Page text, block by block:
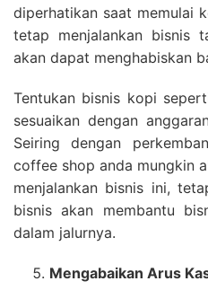
diperhatikan saat memulai
tetap menjalankan bisnis
akan dapat menghabiskan
Tentukan bisnis kopi
sesuaikan dengan
Seiring dengan
coffee shop anda mungkin
menjalankan bisnis ini,
bisnis akan membantu
dalam jalurnya.
Mengabaikan Arus